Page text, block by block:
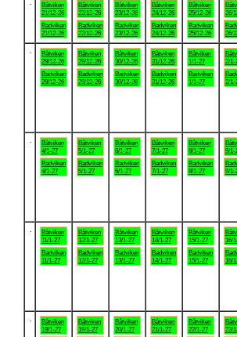
Båtviken
21/12-26
Badviken
21/12-26
Båtviken
22/12-26
Badviken
22/12-26
Båtviken
23/12-26
Badviken
23/12-26
Båtviken
24/12-26
Badviken
24/12-26
Båtviken
25/12-26
Badviken
25/12-26
26/
26/
Båtviken
28/12-26
Badviken
28/12-26
Båtviken
29/12-26
Badviken
29/12-26
Båtviken
30/12-26
Badviken
30/12-26
Båtviken
31/12-26
Badviken
31/12-26
Båtviken
1/1-27
Badviken
1/1-27
2/1-
2/1-
Båtviken
4/1-27
Badviken
4/1-27
Båtviken
5/1-27
Badviken
5/1-27
Båtviken
6/1-27
Badviken
6/1-27
Båtviken
7/1-27
Badviken
7/1-27
Båtviken
8/1-27
Badviken
8/1-27
9/1-
9/1-
Båtviken
11/1-27
Badviken
11/1-27
Båtviken
12/1-27
Badviken
12/1-27
Båtviken
13/1-27
Badviken
13/1-27
Båtviken
14/1-27
Badviken
14/1-27
Båtviken
15/1-27
Badviken
15/1-27
16/
16/
Båtviken
18/1-27
Båtviken
19/1-27
Båtviken
20/1-27
Båtviken
21/1-27
Båtviken
22/1-27
23/